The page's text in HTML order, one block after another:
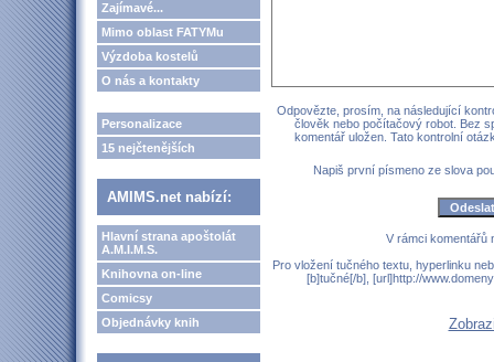
Zajímavé...
Mimo oblast FATYMu
Výzdoba kostelů
O nás a kontakty
Personalizace
15 nejčtenějších
AMIMS.net nabízí:
Hlavní strana apoštolát
A.M.I.M.S.
Knihovna on-line
Comicsy
Objednávky knih
Odpovězte, prosím, na následující
člověk nebo počítačový robot. Bez
komentář uložen. Tato kontrolní
Napiš první písmeno ze slova
V rámci komentářů
Pro vložení tučného textu, hyperlinku
[b]tučné[/b], [url]http://